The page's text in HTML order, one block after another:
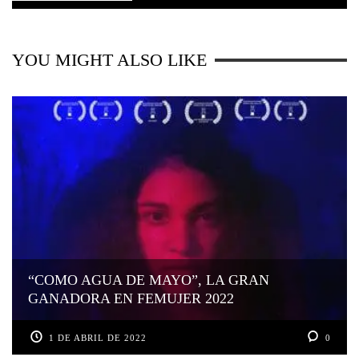
YOU MIGHT ALSO LIKE
“COMO AGUA DE MAYO”, LA GRAN
GANADORA EN FEMUJER 2022
1 DE ABRIL DE 2022 0